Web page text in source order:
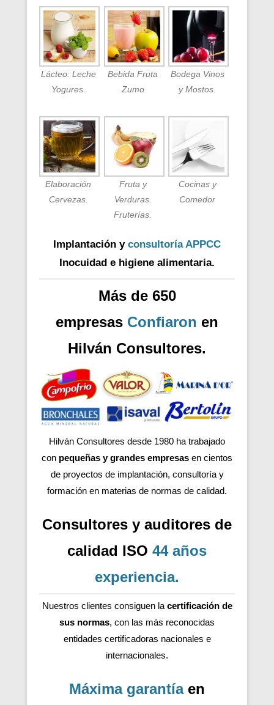
Lácteo: Leche
Yogures.
Bebida Fruta
Zumo
Bodega Vinos
y Mostos.
Elaboración
Cervezas.
Fruta y
Verduras.
Fruterías.
Cocinas y
Comedor
Implantación y consultoría APPCC
Inocuidad e higiene alimentaria.
Más de 650
empresas Confiaron en
Hilván Consultores.
Hilván Consultores desde 1980 ha trabajado
con pequeñas y grandes empresas en cientos
de proyectos de implantación, consultoría y
formación en materias de normas de calidad.
Consultores y auditores de
calidad ISO 44 años
experiencia.
Nuestros clientes consiguen la certificación de
sus normas, con las más reconocidas
entidades certificadoras nacionales e
internacionales.
Máxima garantíaen